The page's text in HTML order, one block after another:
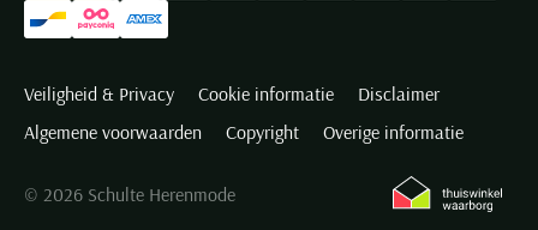
Veiligheid & Privacy Cookie informatie
Disclaimer
Algemene voorwaarden
Copyright Overige informatie
© 2026 Schulte Herenmode